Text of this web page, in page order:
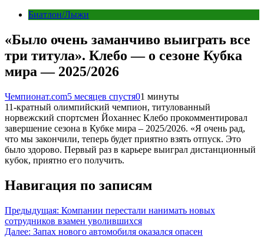
Биатлон/Лыжи
«Было очень заманчиво выиграть все
три титула». Клебо — о сезоне Кубка
мира — 2025/2026
Чемпионат.com5 месяцев спустя01 минуты
11-кратный олимпийский чемпион, титулованный
норвежский спортсмен Йоханнес Клебо прокомментировал
завершение сезона в Кубке мира – 2025/2026. «Я очень рад,
что мы закончили, теперь будет приятно взять отпуск. Это
было здорово. Первый раз в карьере выиграл дистанционный
кубок, приятно его получить.
Навигация по записям
Предыдущая: Компании перестали нанимать новых
сотрудников взамен уволившихся
Далее: Запах нового автомобиля оказался опасен